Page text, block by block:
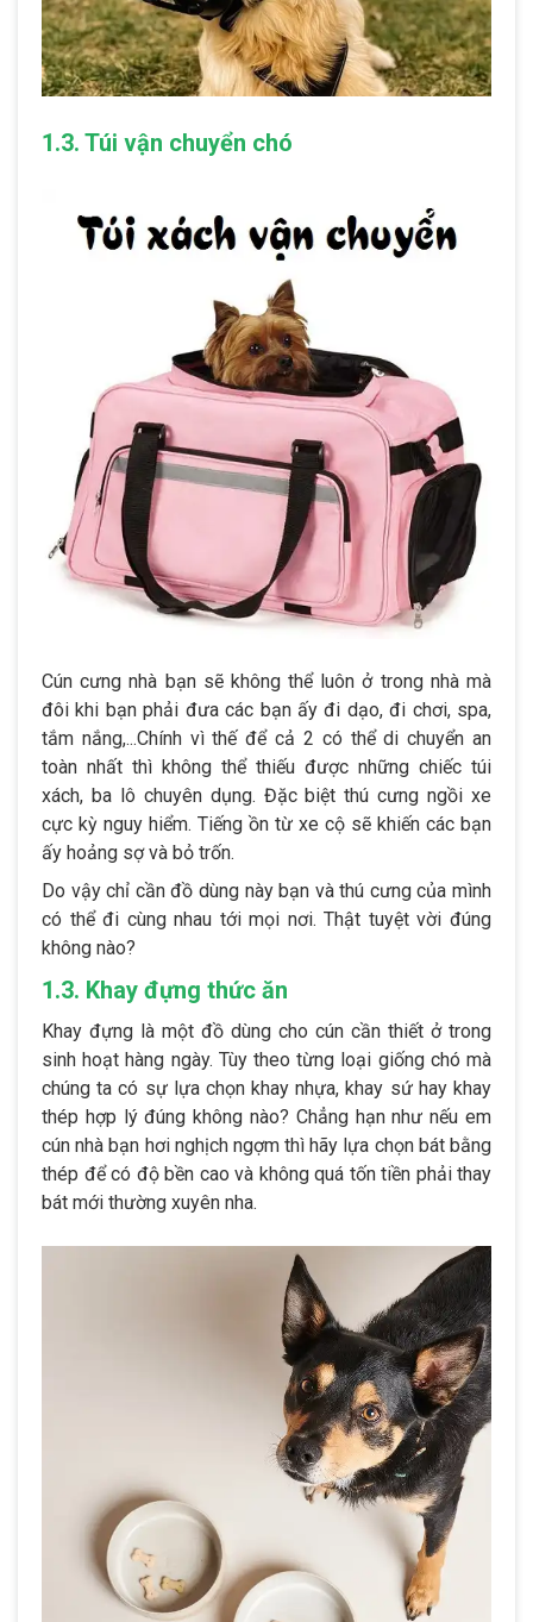
1.3. Túi vận chuyển chó
Cún cưng nhà bạn sẽ không thể luôn ở trong nhà mà
đôi khi bạn phải đưa các bạn ấy đi dạo, đi chơi, spa,
tắm nắng,...Chính vì thế để cả 2 có thể di chuyển an
toàn nhất thì không thể thiếu được những chiếc túi
xách, ba lô chuyên dụng. Đặc biệt thú cưng ngồi xe
cực kỳ nguy hiểm. Tiếng ồn từ xe cộ sẽ khiến các bạn
ấy hoảng sợ và bỏ trốn.
Do vậy chỉ cần đồ dùng này bạn và thú cưng của mình
có thể đi cùng nhau tới mọi nơi. Thật tuyệt vời đúng
không nào?
1.3. Khay đựng thức ăn
Khay đựng là một đồ dùng cho cún cần thiết ở trong
sinh hoạt hàng ngày. Tùy theo từng loại giống chó mà
chúng ta có sự lựa chọn khay nhựa, khay sứ hay khay
thép hợp lý đúng không nào? Chẳng hạn như nếu em
cún nhà bạn hơi nghịch ngợm thì hãy lựa chọn bát bằng
thép để có độ bền cao và không quá tốn tiền phải thay
bát mới thường xuyên nha.